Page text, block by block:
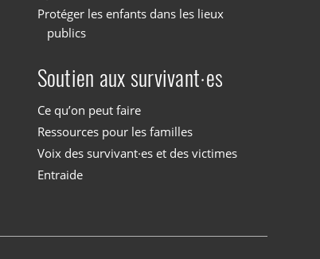
Protéger les enfants dans les lieux
publics
Soutien aux survivant·es
Ce qu’on peut faire
Ressources pour les familles
Voix des survivant·es et des victimes
Entraide